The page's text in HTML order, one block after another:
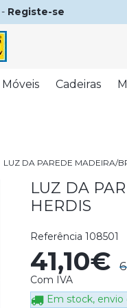
Registe-se
Móveis Cadeiras
LUZ DA PAREDE MADEIRA/
LUZ DA
HERDIS
Referência 108501
41,10€
Com IVA
Em stock, envio